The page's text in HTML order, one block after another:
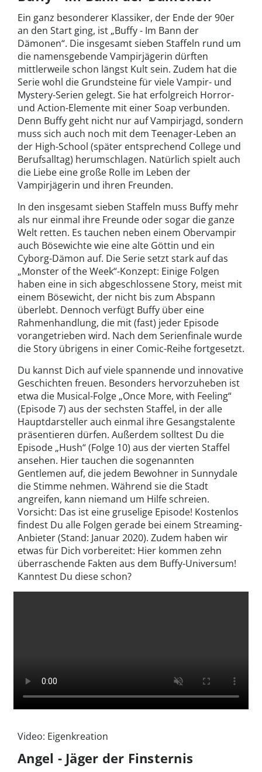
Ein ganz besonderer Klassiker, der Ende der 90er
an den Start ging, ist „Buffy - Im Bann der
Dämonen“. Die insgesamt sieben Staffeln rund um
die namensgebende Vampirjägerin dürften
mittlerweile schon längst Kult sein. Zudem hat die
Serie wohl die Grundsteine für viele Vampir- und
Mystery-Serien gelegt. Sie hat erfolgreich Horror-
und Action-Elemente mit einer Soap verbunden.
Denn Buffy geht nicht nur auf Vampirjagd, sondern
muss sich auch noch mit dem Teenager-Leben an
der High-School (später entsprechend College und
Berufsalltag) herumschlagen. Natürlich spielt auch
die Liebe eine große Rolle im Leben der
Vampirjägerin und ihren Freunden.
In den insgesamt sieben Staffeln muss Buffy mehr
als nur einmal ihre Freunde oder sogar die ganze
Welt retten. Es tauchen neben einem Obervampir
auch Bösewichte wie eine alte Göttin und ein
Cyborg-Dämon auf. Die Serie setzt stark auf das
„Monster of the Week“-Konzept: Einige Folgen
haben eine in sich abgeschlossene Story, meist mit
einem Bösewicht, der nicht bis zum Abspann
überlebt. Dennoch verfügt Buffy über eine
Rahmenhandlung, die mit (fast) jeder Episode
vorangetrieben wird. Nach dem Serienfinale wurde
die Story übrigens in einer Comic-Reihe fortgesetzt.
Du kannst Dich auf viele spannende und innovative
Geschichten freuen. Besonders hervorzuheben ist
etwa die Musical-Folge „Once More, with Feeling“
(Episode 7) aus der sechsten Staffel, in der alle
Hauptdarsteller auch einmal ihre Gesangstalente
präsentieren dürfen. Außerdem solltest Du die
Episode „Hush“ (Folge 10) aus der vierten Staffel
ansehen. Hier tauchen die sogenannten
Gentlemen auf, die jedem Bewohner in Sunnydale
die Stimme nehmen. Während sie die Stadt
angreifen, kann niemand um Hilfe schreien.
Vorsicht: Das ist eine gruselige Episode! Kostenlos
findest Du alle Folgen gerade bei einem Streaming-
Anbieter (Stand: Januar 2020). Zudem haben wir
etwas für Dich vorbereitet: Hier kommen zehn
überraschende Fakten aus dem Buffy-Universum!
Kanntest Du diese schon?
Video: Eigenkreation
Angel - Jäger der Finsternis